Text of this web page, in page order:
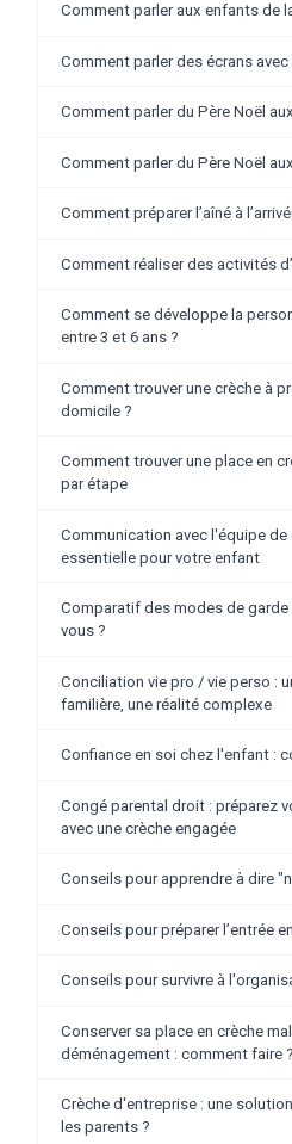
Comment parler aux enfants de
Comment parler des écrans
Comment parler du Père Noël
Comment parler du Père Noël
Comment préparer l’aîné à
Comment réaliser des activités
Comment se développe la
entre 3 et 6 ans ?
Comment trouver une crèche à
domicile ?
Comment trouver une place en
par étape
Communication avec l'équipe de
essentielle pour votre enfant
​​​Comparatif des modes de
vous ?
Conciliation vie pro / vie perso :
familière, une réalité complexe
Confiance en soi chez l'enfant :
Congé parental droit : préparez
avec une crèche engagée
Conseils pour apprendre à dire
Conseils pour préparer l’entrée
Conseils pour survivre à
Conserver sa place en crèche
déménagement : comment faire ?
Crèche d'entreprise : une
les parents ?